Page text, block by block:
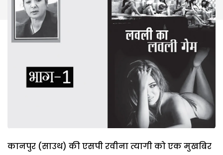
कानपुर (साउथ) की एसपी रवीना त्यागी को एक मुखबिर